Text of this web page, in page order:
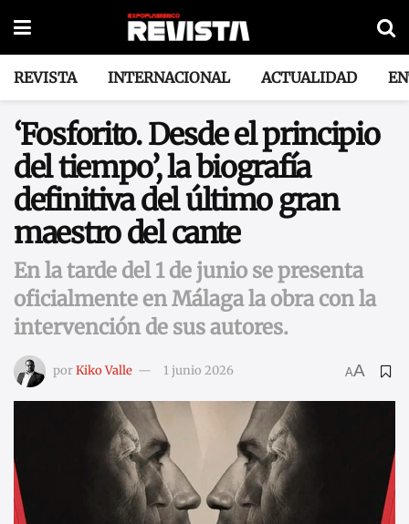
REVISTA INTERNACIONAL ACTUALIDAD
‘Fosforito. Desde el principio
del tiempo’, la biografía
definitiva del último gran
maestro del cante
En la tarde del 1 de junio se presenta
oficialmente en Málaga la obra con la
intervención de sus autores.
porKiko Valle 1 junio 2026 AA